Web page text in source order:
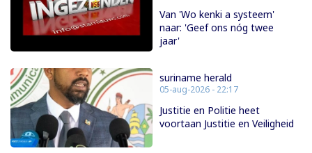
Van 'Wo kenki a systeem'
naar: 'Geef ons nóg twee
jaar'
suriname herald
05-aug-2026 - 22:17
Justitie en Politie heet
voortaan Justitie en Veiligheid